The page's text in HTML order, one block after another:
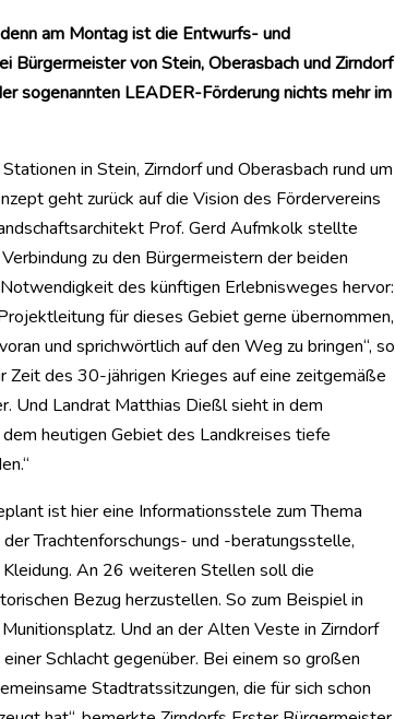
am Montag ist die Entwurfs- und
von Stein, Oberasbach und Zirndorf
sogenannten LEADER-Förderung nichts mehr im
in Stein, Zirndorf und Oberasbach rund um
geht zurück auf die Vision des Fördervereins
Prof. Gerd Aufmkolk stellte
zu den Bürgermeistern der beiden
des künftigen Erlebnisweges hervor:
für dieses Gebiet gerne übernommen,
und sprichwörtlich auf den Weg zu bringen“, so
Zeit des 30-jährigen Krieges auf eine zeitgemäße
Und Landrat Matthias Dießl sieht in dem
heutigen Gebiet des Landkreises tiefe
ist hier eine Informationsstele zum Thema
Trachtenforschungs- und -beratungsstelle,
An 26 weiteren Stellen soll die
Bezug herzustellen. So zum Beispiel in
Und an der Alten Veste in Zirndorf
Schlacht gegenüber. Bei einem so großen
Stadtratssitzungen, die für sich schon